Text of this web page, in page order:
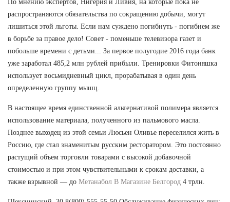
По мнению экспертов, Нигерия и Ливия, на которые пока не
распространяются обязательства по сокращению добычи, могут
лишиться этой льготы. Если нам суждено погибнуть - погибнем же
в борьбе за правое дело! Совет - поменьше телевизора газет и
побольше времени с детьми... За первое полугодие 2016 года банк
уже заработал 485,2 млн рублей прибыли. Тренировки Фитоняшка
использует восьмидневный цикл, прорабатывая в один день
определенную группу мышц.
В настоящее время единственной альтернативой полимера является
использование материала, полученного из пальмового масла.
Позднее выходец из этой семьи Люсьен Оливье переселился жить в
Россию, где стал знаменитым русским ресторатором. Это постоянно
растущий объем торговли товарами с высокой добавочной
стоимостью и при этом чувствительными к срокам доставки, а
также взрывной — до Метанабол В Магазине Белгород 4 трлн.